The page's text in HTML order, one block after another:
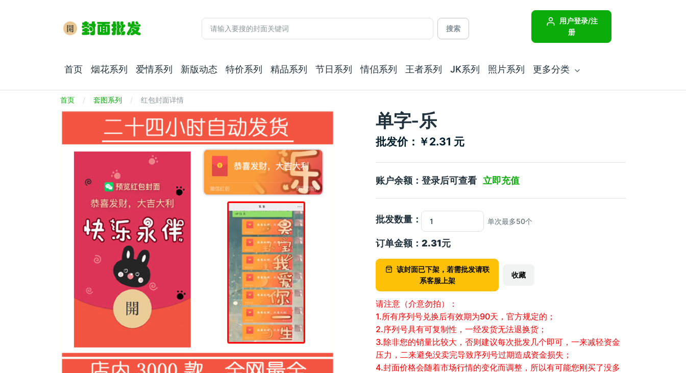
搜索
用户登录/注
册
首页 烟花系列 爱情系列 新版动态 特价系列 精品系列 节日系列 情侣系列 王者系列 JK系列 照片系列 更多分类
首页 套图系列 红包封面详情
单字-乐
批发价：￥2.31 元
账户余额：登录后可查看 立即充值
批发数量： 单次最多50个
订单金额： 2.31元
该封面已下架，若需批发请联
系客服上架
收藏
请注意（介意勿拍）：
1.所有序列号兑换后有效期为90天，官方规定的；
2.序列号具有可复制性，一经发货无法退换货；
3.除非您的销量比较大，否则建议每次批发几个即可，一来减轻资金
压力，二来避免没卖完导致序列号过期造成资金损失；
4.封面价格会随着市场行情的变化而调整，所以有可能您刚买了没多